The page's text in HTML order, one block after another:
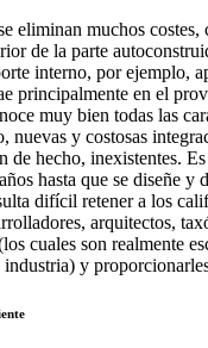
eliminan muchos
de la parte
interno, por ejemplo,
principalmente en el
muy bien todas las
nuevas y costosas
de hecho, inexistentes.
hasta que se diseñe y
difícil retener a los
arquitectos,
cuales son realmente
y